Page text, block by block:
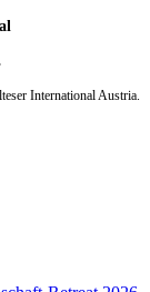
International Austria.